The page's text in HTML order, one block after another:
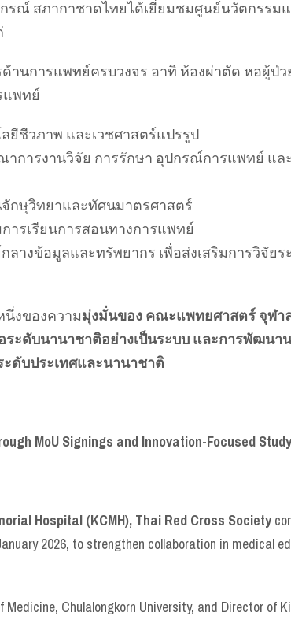
ณ์ สภากาชาดไทยได้เยี่ยมชมศูนย์นวัตกรรม
านการแพทย์ครบวงจร อาทิ ห้องผ่าตัด หอผู้ป่ว
แพทย์
ยีชีวภาพ และเวชศาสตร์แปรรูป
การงานวิจัย การรักษา อุปกรณ์การแพทย์ แล
กษุวิทยาและทัศนมาตรศาสตร์
รเรียนการสอนทางการแพทย์
างข้อมูลและทรัพยากร เพื่อส่งเสริมการวิจัยร
นึ่งของความมุ่งมั่นของ คณะแพทยศาสตร์ จุฬา
ะดับนานาชาติอย่างเป็นระบบ และการพัฒนา
ดับประเทศและนานาชาติ
MoU Signings and Innovation-Focused
Hospital (KCMH), Thai Red Cross Society
2026, to strengthen collaboration in medical
Medicine, Chulalongkorn University, and Director of